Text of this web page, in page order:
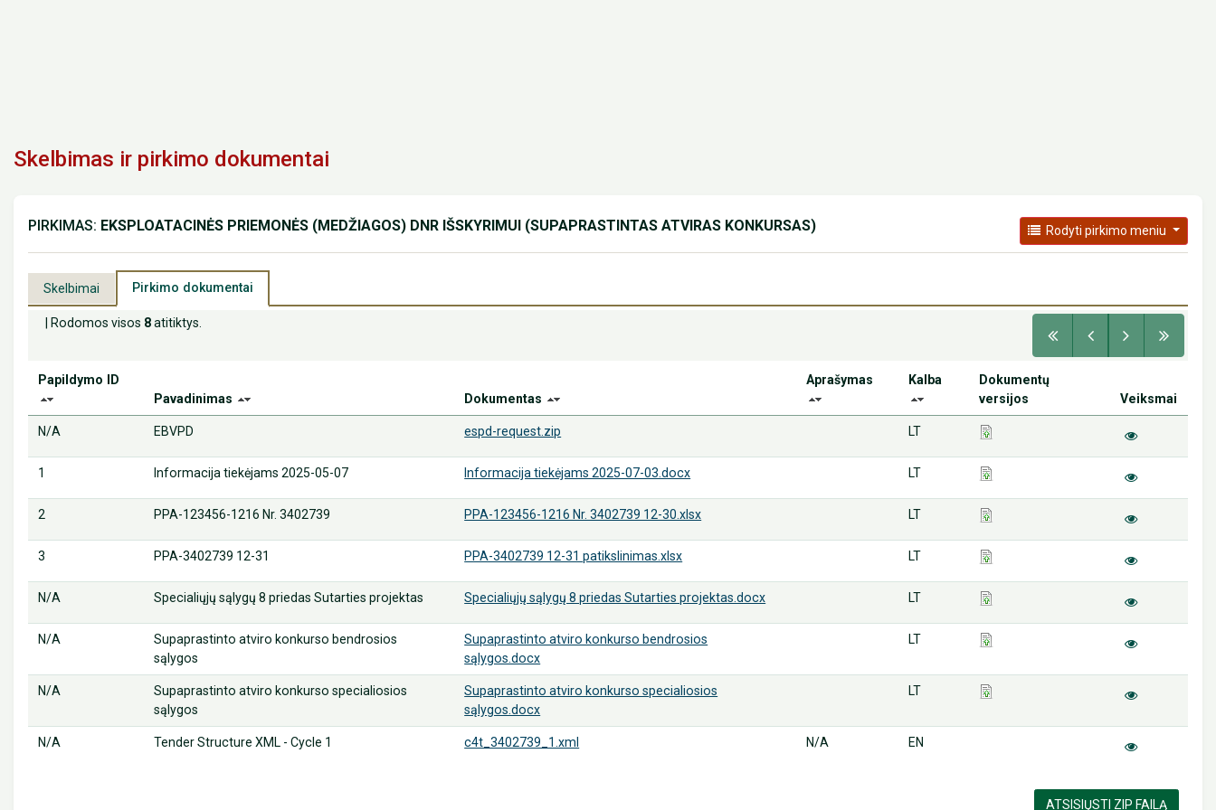
Skelbimas ir pirkimo dokumentai
PIRKIMAS: EKSPLOATACINĖS PRIEMONĖS (MEDŽIAGOS) DNR IŠSKYRIMUI (SUPAPRASTINTAS ATVIRAS KONKURSAS) Rodyti pirkimo meniu
Skelbimai Pirkimo dokumentai
| Rodomos visos 8atitiktys.
Papildymo ID
Pavadinimas
Dokumentas
Aprašymas Kalba
Dokumentų
versijos
Veiksmai
N/A EBVPD espd-request.zip LT
1 Informacija tiekėjams 2025-05-07 Informacija tiekėjams 2025-07-03.docx LT
2 PPA-123456-1216 Nr. 3402739 PPA-123456-1216 Nr. 3402739 12-30.xlsx LT
3 PPA-3402739 12-31 PPA-3402739 12-31 patikslinimas.xlsx LT
N/A Specialiųjų sąlygų 8 priedas Sutarties projektas Specialiųjų sąlygų 8 priedas Sutarties projektas.docx LT
N/A
Supaprastinto atviro konkurso bendrosios
sąlygos
Supaprastinto atviro konkurso bendrosios
sąlygos.docx
LT
N/A
Supaprastinto atviro konkurso specialiosios
sąlygos
Supaprastinto atviro konkurso specialiosios
sąlygos.docx
LT
N/A Tender Structure XML - Cycle 1 c4t_3402739_1.xml N/A EN
ATSISIŲSTI ZIP FAILĄ